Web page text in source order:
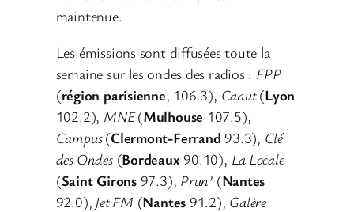
maintenue.
Les émissions sont diffusées toute la
semaine sur les ondes des radios : FPP
(région parisienne, 106.3), Canut(Lyon
102.2), MNE(Mulhouse 107.5),
Campus(Clermont-Ferrand 93.3), Clé
des Ondes(Bordeaux 90.10), La Locale
(Saint Girons97.3), Prun’ (Nantes
92.0), Jet FM (Nantes 91.2), Galère